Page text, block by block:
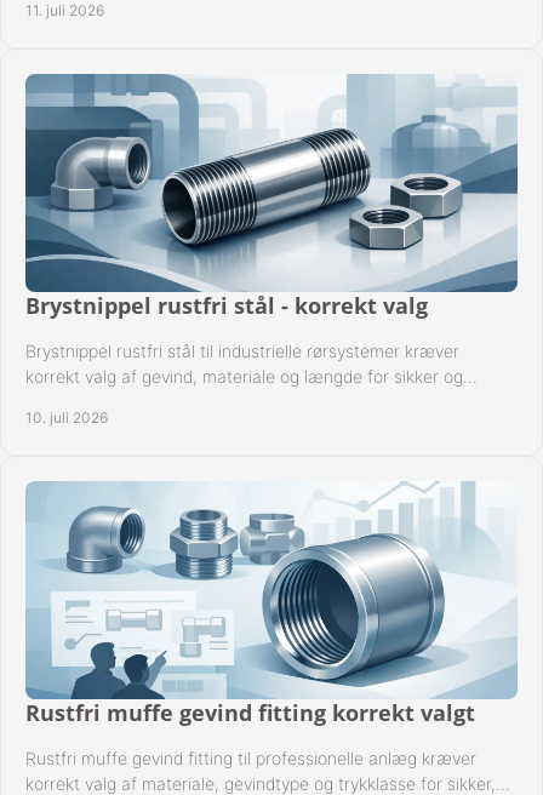
11. juli 2026
Brystnippel rustfri stål - korrekt valg
Brystnippel rustfri stål til industrielle rørsystemer kræver
korrekt valg af gevind, materiale og længde for sikker og
10. juli 2026
Rustfri muffe gevind fitting korrekt valgt
Rustfri muffe gevind fitting til professionelle anlæg kræver
korrekt valg af materiale, gevindtype og trykklasse for sikker,